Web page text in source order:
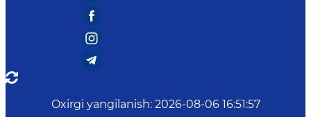
Oxirgi yangilanish: 2026-08-06 16:51:57